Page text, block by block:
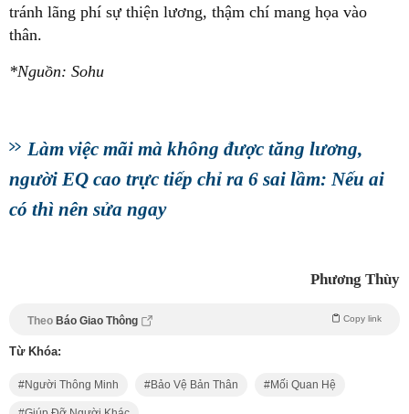
tránh lãng phí sự thiện lương, thậm chí mang họa vào
‏*Nguồn: Sohu
Làm việc mãi mà không được tăng lương,
người EQ cao trực tiếp chỉ ra 6 sai lầm: Nếu ai
có thì nên sửa ngay
Phương Thùy
Theo Báo Giao Thông Copy link
Từ Khóa:
Người Thông Minh Bảo Vệ Bản Thân Mối Quan Hệ